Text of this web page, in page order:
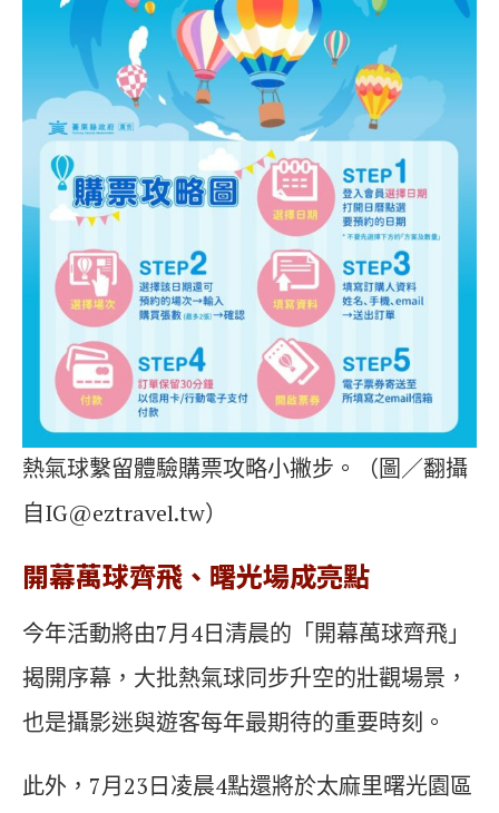
熱氣球繫留體驗購票攻略小撇步。（圖／翻攝
自IG@eztravel.tw）
開幕萬球齊飛、曙光場成亮點
今年活動將由7月4日清晨的「開幕萬球齊飛」
揭開序幕，大批熱氣球同步升空的壯觀場景，
也是攝影迷與遊客每年最期待的重要時刻。
此外，7月23日凌晨4點還將於太麻里曙光園區